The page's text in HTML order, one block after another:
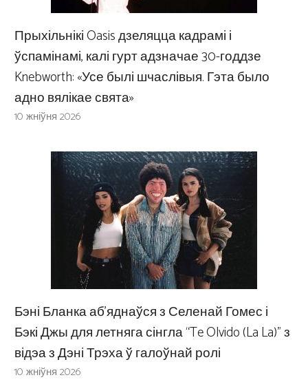
Прыхільнікі Oasis дзеляцца кадрамі і
ўспамінамі, калі гурт адзначае 30-годдзе
Knebworth: «Усе былі шчаслівыя. Гэта было
адно вялікае свята»
10 жніўня 2026
Бэні Бланка аб’яднаўся з Селенай Гомес і
Бэкі Джы для летняга сінгла “Te Olvido (La La)” з
відэа з Дэні Трэха ў галоўнай ролі
10 жніўня 2026